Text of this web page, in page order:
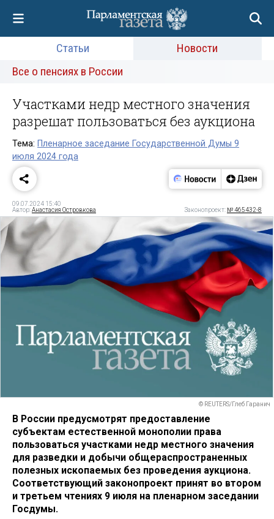
Статьи
Новости
Все о пенсиях в России
Участками недр местного значения
разрешат пользоваться без аукциона
Тема: Пленарное заседание Государственной Думы 9
июля 2024 года
09.07.2024 15:40
Автор:Анастасия Островкова Законопроект: № 465432-8
© REUTERS/Глеб Гаранич
В России предусмотрят предоставление
субъектам естественной монополии права
пользоваться участками недр местного значения
для разведки и добычи общераспространенных
полезных ископаемых без проведения аукциона.
Соответствующий законопроект принят во втором
и третьем чтениях 9 июля на пленарном заседании
Госдумы.